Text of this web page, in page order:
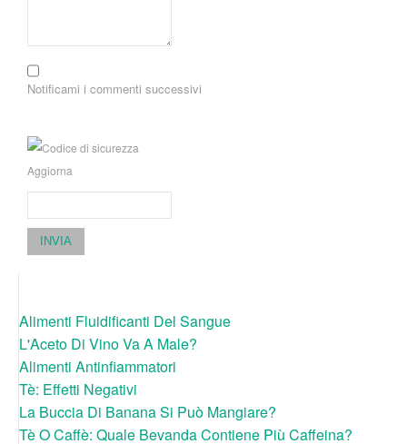
Notificami i commenti successivi
Aggiorna
INVIA
Alimenti Fluidificanti Del Sangue
L'Aceto Di Vino Va A Male?
Alimenti Antinfiammatori
Tè: Effetti Negativi
La Buccia Di Banana Si Può Mangiare?
Tè O Caffè: Quale Bevanda Contiene Più Caffeina?